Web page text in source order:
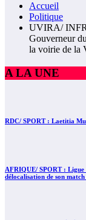
Accueil
Politique
UVIRA/
Gouverneur
la voirie de la
A LA UNE
RDC/ SPORT : Laetitia
AFRIQUE/ SPORT : Ligue
délocalisation de son